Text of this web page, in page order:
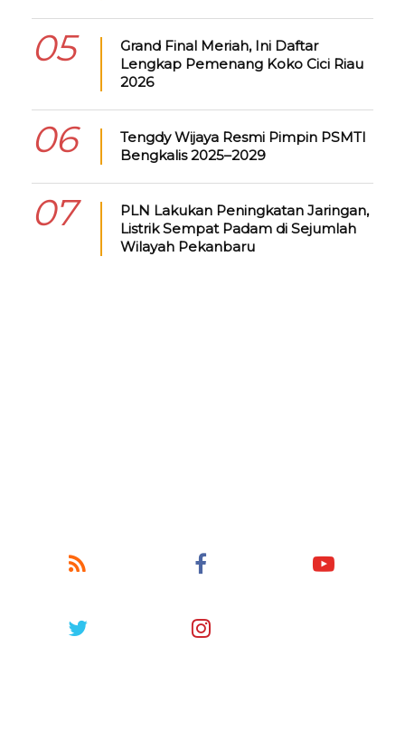
05
Grand Final Meriah, Ini Daftar
Lengkap Pemenang Koko Cici Riau
2026
06
Tengdy Wijaya Resmi Pimpin PSMTI
Bengkalis 2025–2029
07
PLN Lakukan Peningkatan Jaringan,
Listrik Sempat Padam di Sejumlah
Wilayah Pekanbaru